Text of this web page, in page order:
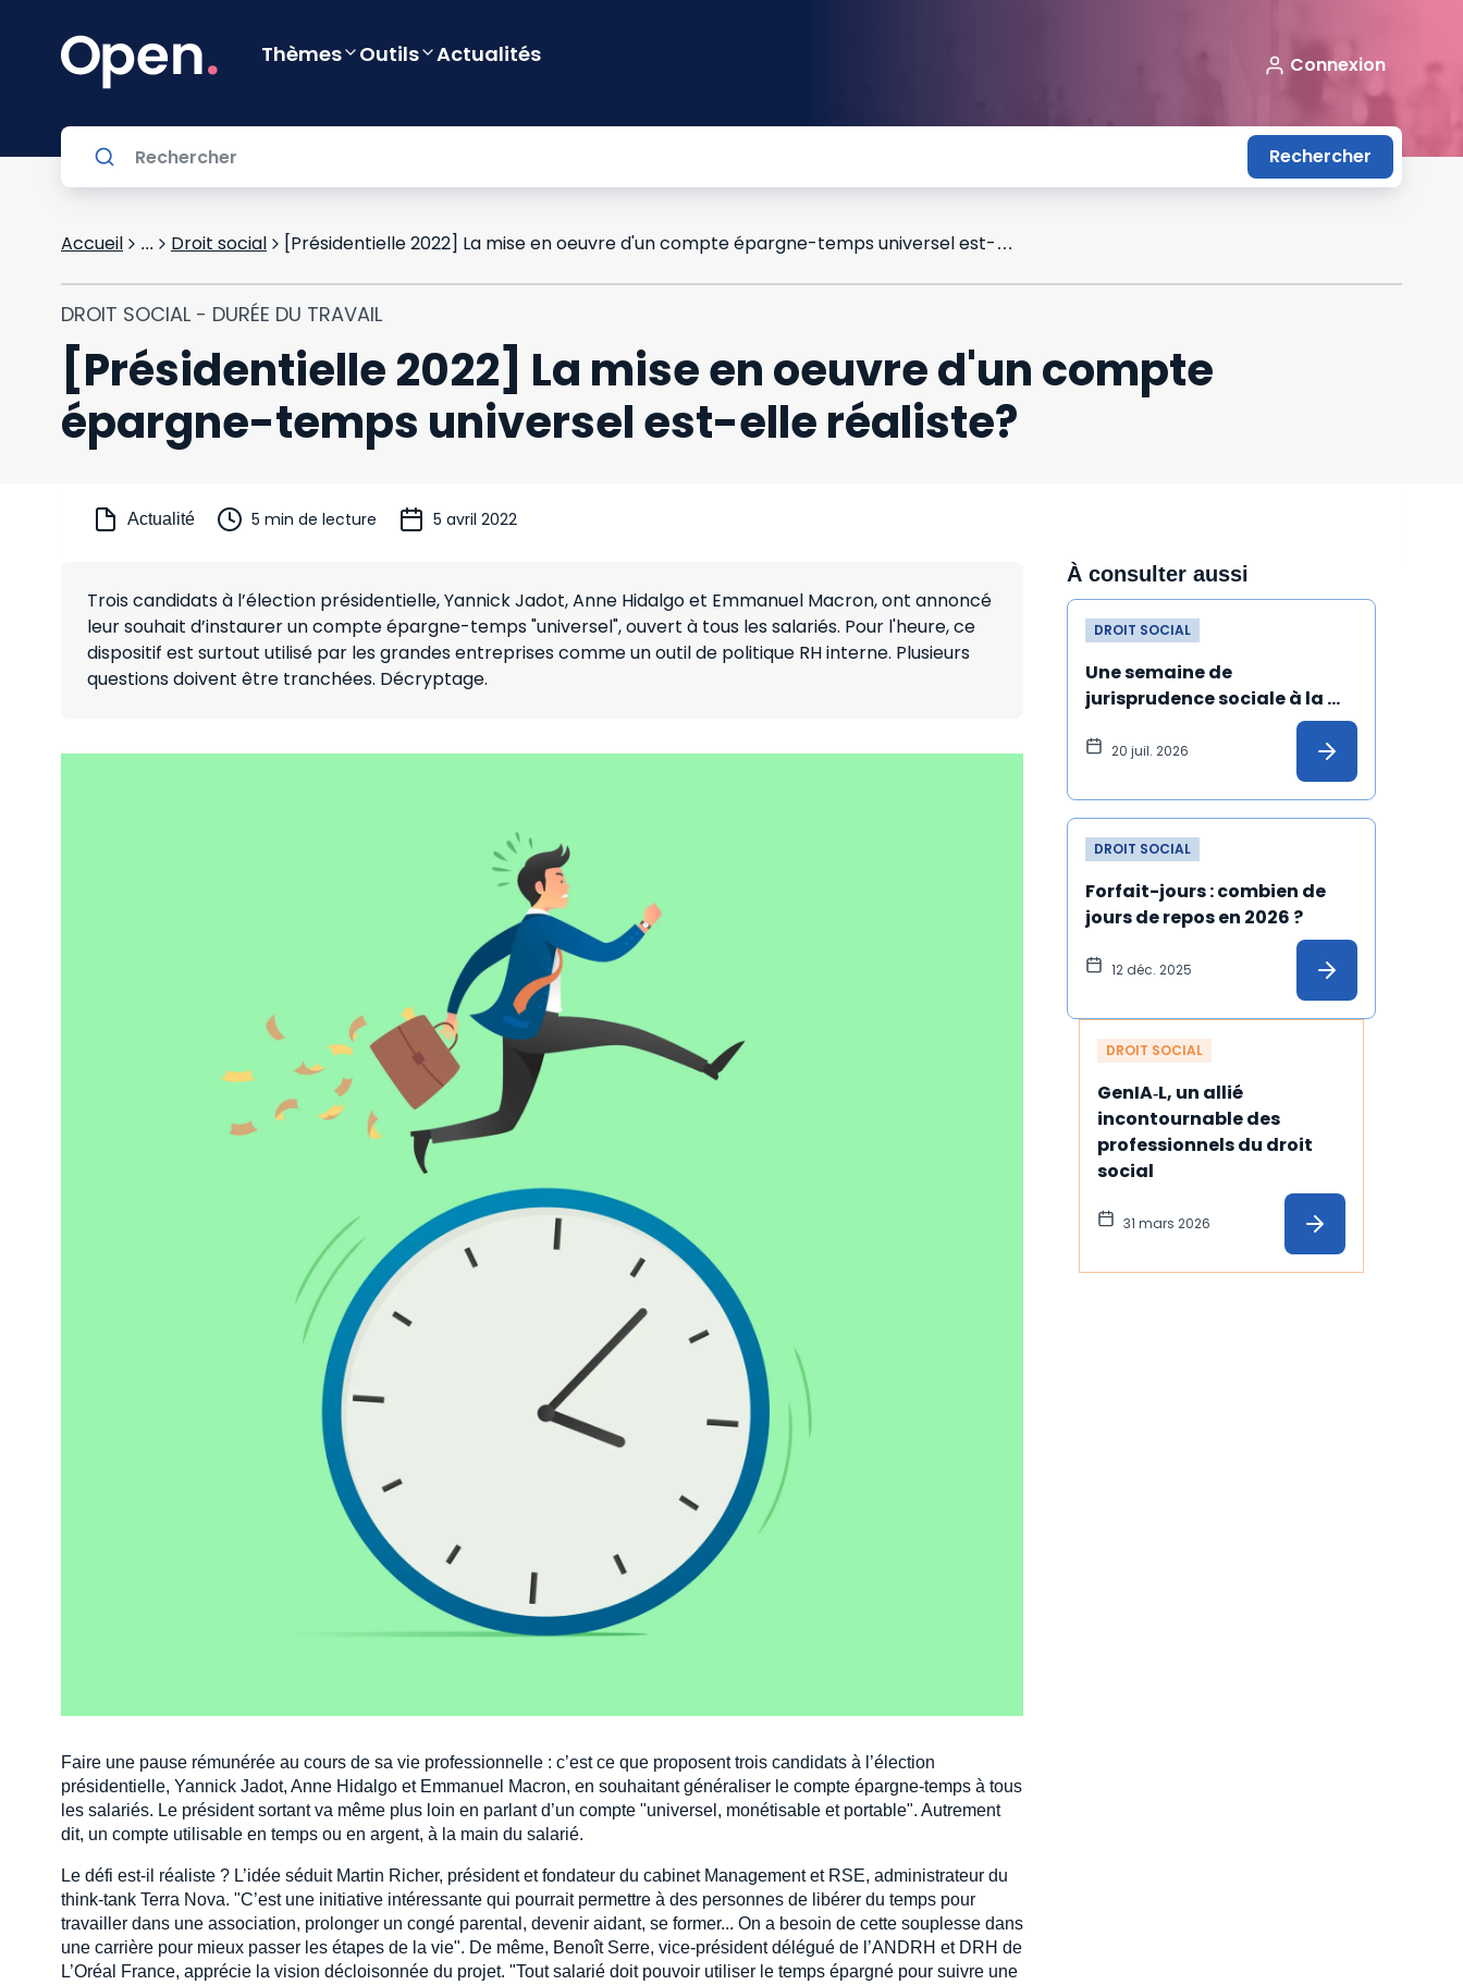
Thèmes Outils Actualités Connexion
Rechercher
Accueil ... Droit social [Présidentielle 2022] La mise en oeuvre d'un compte épargne-temps universel est-elle réaliste ?
DROIT SOCIAL - DURÉE DU TRAVAIL
[Présidentielle 2022] La mise en oeuvre d'un compte
épargne-temps universel est-elle réaliste?
Actualité 5 min de lecture 5 avril 2022
Trois candidats à l’élection présidentielle, Yannick Jadot, Anne Hidalgo et Emmanuel Macron, ont annoncé
leur souhait d’instaurer un compte épargne-temps "universel", ouvert à tous les salariés. Pour l'heure, ce
dispositif est surtout utilisé par les grandes entreprises comme un outil de politique RH interne. Plusieurs
questions doivent être tranchées. Décryptage.
Faire une pause rémunérée au cours de sa vie professionnelle : c’est ce que proposent trois candidats à l’élection
présidentielle, Yannick Jadot, Anne Hidalgo et Emmanuel Macron, en souhaitant généraliser le compte épargne-temps à tous
les salariés. Le président sortant va même plus loin en parlant d’un compte "universel, monétisable et portable". Autrement
dit, un compte utilisable en temps ou en argent, à la main du salarié.
Le défi est-il réaliste ? L’idée séduit Martin Richer, président et fondateur du cabinet Management et RSE, administrateur du
think-tank Terra Nova. "C’est une initiative intéressante qui pourrait permettre à des personnes de libérer du temps pour
travailler dans une association, prolonger un congé parental, devenir aidant, se former... On a besoin de cette souplesse dans
une carrière pour mieux passer les étapes de la vie". De même, Benoît Serre, vice-président délégué de l’ANDRH et DRH de
L’Oréal France, apprécie la vision décloisonnée du projet. "Tout salarié doit pouvoir utiliser le temps épargné pour suivre une
À consulter aussi
DROIT SOCIAL
Une semaine de
jurisprudence sociale à la
20 juil. 2026
DROIT SOCIAL
Forfait-jours : combien de
jours de repos en 2026 ?
12 déc. 2025
DROIT SOCIAL
GenIA‑L, un allié
incontournable des
professionnels du droit
social
31 mars 2026